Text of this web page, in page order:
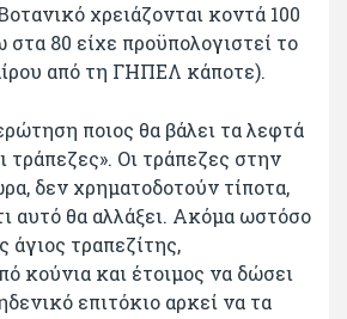
χρειάζονται κοντά 100
80 είχε προϋπολογιστεί το
από τη ΓΗΠΕΛ κάποτε).
ποιος θα βάλει τα λεφτά
τράπεζες». Οι τράπεζες στην
δεν χρηματοδοτούν τίποτα,
αυτό θα αλλάξει. Ακόμα ωστόσο
άγιος τραπεζίτης,
κούνια και έτοιμος να δώσει
επιτόκιο αρκεί να τα